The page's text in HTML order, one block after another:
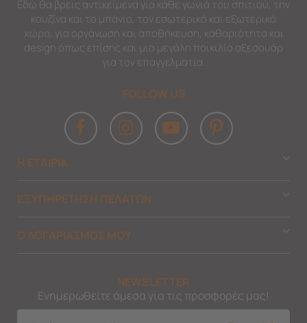
Εδώ θα βρεις αντικείμενα για κάθε γωνιά του σπιτιού, την
κουζίνα και το μπάνιο, τον εσωτερικό και εξωτερικό
χώρο, για οργάνωση και αποθήκευση, καθαριότητα και
design όπως επίσης και μια μεγάλη ποικιλία αξεσουάρ
για τον επαγγελματία.
FOLLOW US
Η ΕΤΑΙΡΙΑ
ΕΞΥΠΗΡΕΤΗΣΗ ΠΕΛΑΤΩΝ
Ο ΛΟΓΑΡΙΑΣΜΟΣ ΜΟΥ
NEWSLETTER
Ενημερωθείτε άμεσα για τις προσφορές μας!